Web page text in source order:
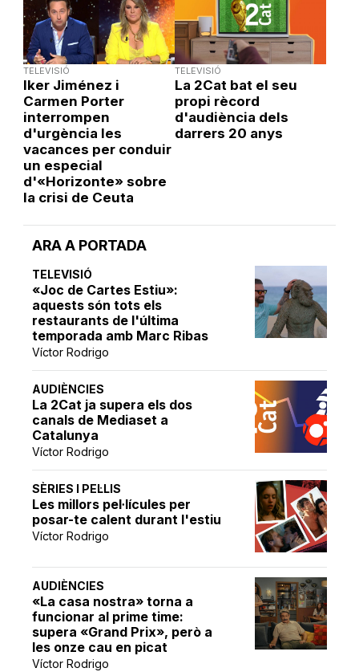
ARA A PORTADA
TELEVISIÓ
«Joc de Cartes Estiu»:
aquests són tots els
restaurants de l'última
temporada amb Marc Ribas
Víctor Rodrigo
AUDIÈNCIES
La 2Cat ja supera els dos
canals de Mediaset a
Catalunya
Víctor Rodrigo
SÈRIES I PEL·LIS
Les millors pel·lícules per
posar-te calent durant l'estiu
Víctor Rodrigo
AUDIÈNCIES
«La casa nostra» torna a
funcionar al prime time:
supera «Grand Prix», però a
les onze cau en picat
Víctor Rodrigo
TELEVISIÓ
Iker Jiménez i
Carmen Porter
interrompen
d'urgència les
vacances per conduir
un especial
d'«Horizonte» sobre
la crisi de Ceuta
TELEVISIÓ
La 2Cat bat el seu
propi rècord
d'audiència dels
darrers 20 anys